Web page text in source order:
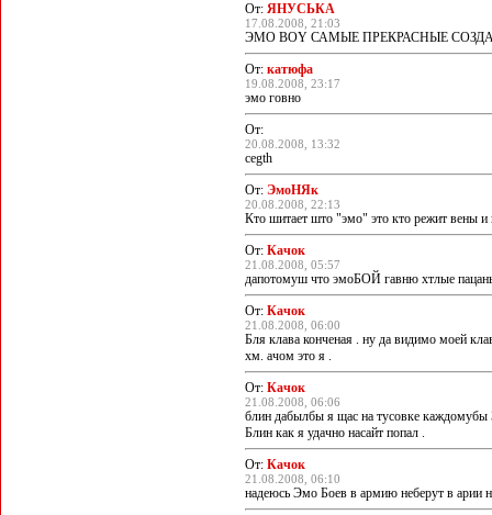
От: ЯНУСЬКА
17.08.2008, 21:03
ЭМО BOY САМЫЕ ПРЕКРАСНЫЕ
От: катюфа
19.08.2008, 23:17
эмо говно
От:
20.08.2008, 13:32
cegth
От: ЭмоНЯк
20.08.2008, 22:13
Кто шитает што "эмо" это кто режит вены и
От: Качок
21.08.2008, 05:57
дапотомуш что эмоБОЙ гавню хтлые
От: Качок
21.08.2008, 06:00
Бля клава конченая . ну да видимо моей
хм. ачом это я .
От: Качок
21.08.2008, 06:06
блин дабылбы я щас на тусовке
Блин как я удачно насайт попал .
От: Качок
21.08.2008, 06:10
надеюсь Эмо Боев в армию неберут в